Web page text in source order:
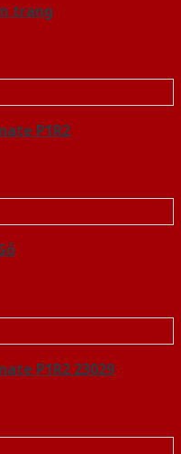
trang
P1R2
P1R2 23029